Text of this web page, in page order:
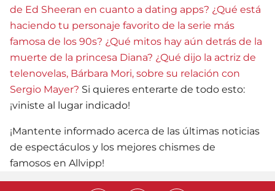
de Ed Sheeran en cuanto a dating apps? ¿Qué está
haciendo tu personaje favorito de la serie más
famosa de los 90s? ¿Qué mitos hay aún detrás de la
muerte de la princesa Diana? ¿Qué dijo la actriz de
telenovelas, Bárbara Mori, sobre su relación con
Sergio Mayer? Si quieres enterarte de todo esto:
¡viniste al lugar indicado!
¡Mantente informado acerca de las últimas noticias
de espectáculos y los mejores chismes de
famosos en Allvipp!